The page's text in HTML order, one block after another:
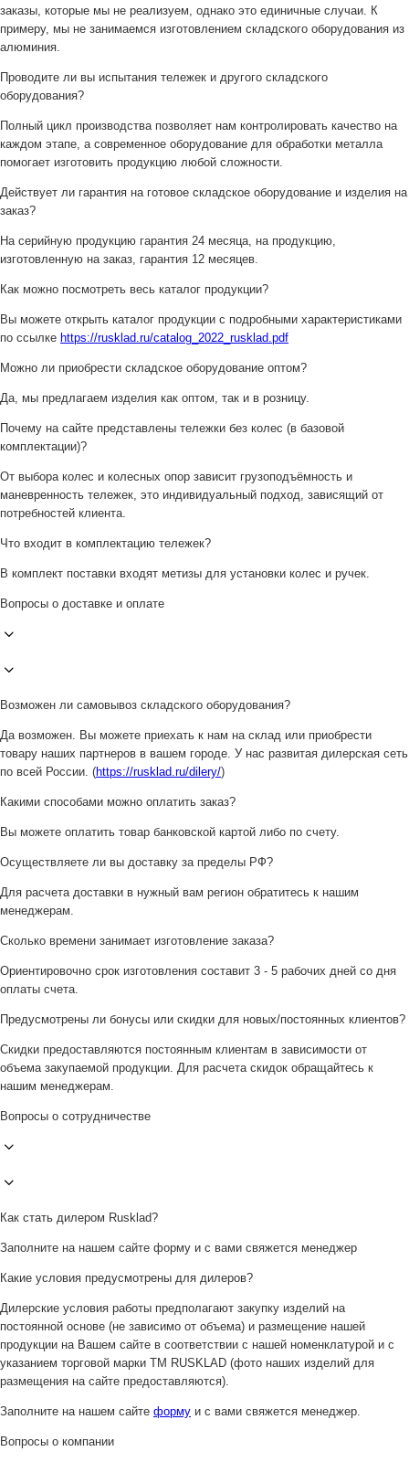
заказы, которые мы не реализуем, однако это единичные случаи. К
примеру, мы не занимаемся изготовлением складского оборудования из
алюминия.
Проводите ли вы испытания тележек и другого складского
оборудования?
Полный цикл производства позволяет нам контролировать качество на
каждом этапе, а современное оборудование для обработки металла
помогает изготовить продукцию любой сложности.
Действует ли гарантия на готовое складское оборудование и изделия на
заказ?
На серийную продукцию гарантия 24 месяца, на продукцию,
изготовленную на заказ, гарантия 12 месяцев.
Как можно посмотреть весь каталог продукции?
Вы можете открыть каталог продукции с подробными характеристиками
по ссылке https://rusklad.ru/catalog_2022_rusklad.pdf
Можно ли приобрести складское оборудование оптом?
Да, мы предлагаем изделия как оптом, так и в розницу.
Почему на сайте представлены тележки без колес (в базовой
комплектации)?
От выбора колес и колесных опор зависит грузоподъёмность и
маневренность тележек, это индивидуальный подход, зависящий от
потребностей клиента.
Что входит в комплектацию тележек?
В комплект поставки входят метизы для установки колес и ручек.
Вопросы о доставке и оплате
Возможен ли самовывоз складского оборудования?
Да возможен. Вы можете приехать к нам на склад или приобрести
товару наших партнеров в вашем городе. У нас развитая дилерская сеть
по всей России. (https://rusklad.ru/dilery/)
Какими способами можно оплатить заказ?
Вы можете оплатить товар банковской картой либо по счету.
Осуществляете ли вы доставку за пределы РФ?
Для расчета доставки в нужный вам регион обратитесь к нашим
менеджерам.
Сколько времени занимает изготовление заказа?
Ориентировочно срок изготовления составит 3 - 5 рабочих дней со дня
оплаты счета.
Предусмотрены ли бонусы или скидки для новых/постоянных клиентов?
Скидки предоставляются постоянным клиентам в зависимости от
объема закупаемой продукции. Для расчета скидок обращайтесь к
нашим менеджерам.
Вопросы о сотрудничестве
Как стать дилером Rusklad?
Заполните на нашем сайте форму и с вами свяжется менеджер
Какие условия предусмотрены для дилеров?
Дилерские условия работы предполагают закупку изделий на
постоянной основе (не зависимо от объема) и размещение нашей
продукции на Вашем сайте в соответствии с нашей номенклатурой и с
указанием торговой марки ТМ RUSKLAD (фото наших изделий для
размещения на сайте предоставляются).
Заполните на нашем сайте форму и с вами свяжется менеджер.
Вопросы о компании